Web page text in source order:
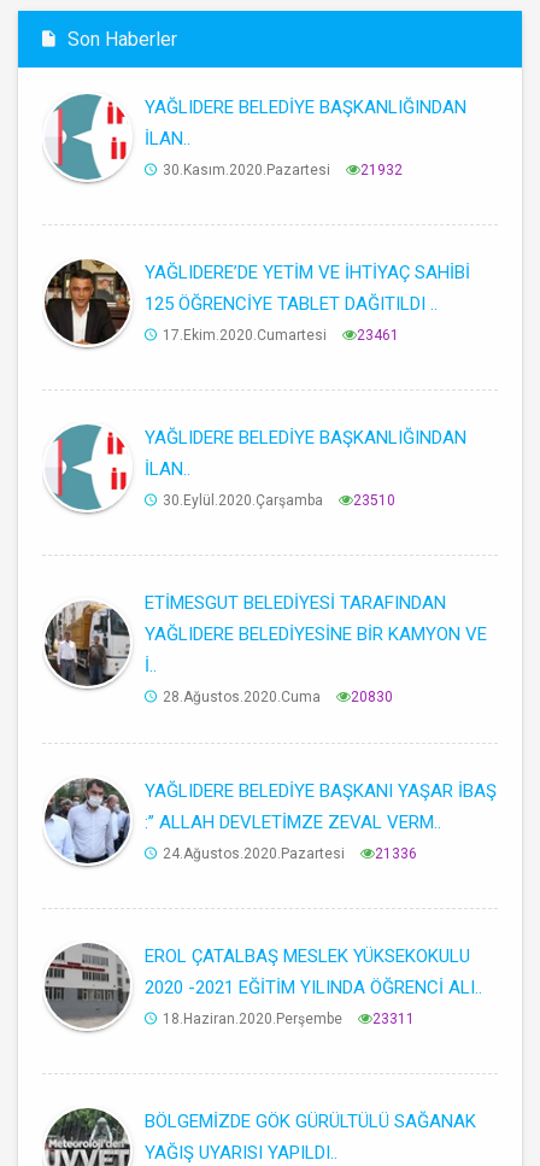
Son Haberler
YAĞLIDERE BELEDİYE BAŞKANLIĞINDAN
İLAN..
30.Kasım.2020.Pazartesi 21932
YAĞLIDERE’DE YETİM VE İHTİYAÇ SAHİBİ
125 ÖĞRENCİYE TABLET DAĞITILDI ..
17.Ekim.2020.Cumartesi 23461
YAĞLIDERE BELEDİYE BAŞKANLIĞINDAN
İLAN..
30.Eylül.2020.Çarşamba 23510
ETİMESGUT BELEDİYESİ TARAFINDAN
YAĞLIDERE BELEDİYESİNE BİR KAMYON VE
İ..
28.Ağustos.2020.Cuma 20830
YAĞLIDERE BELEDİYE BAŞKANI YAŞAR İBAŞ
:’’ ALLAH DEVLETİMZE ZEVAL VERM..
24.Ağustos.2020.Pazartesi 21336
EROL ÇATALBAŞ MESLEK YÜKSEKOKULU
2020 -2021 EĞİTİM YILINDA ÖĞRENCİ ALI..
18.Haziran.2020.Perşembe 23311
BÖLGEMİZDE GÖK GÜRÜLTÜLÜ SAĞANAK
YAĞIŞ UYARISI YAPILDI..